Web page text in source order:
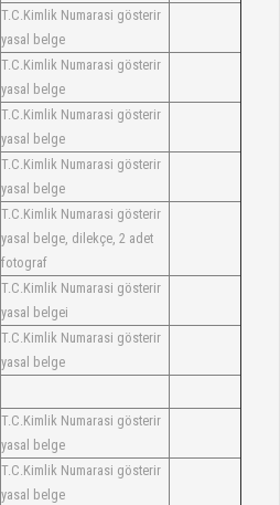
T.C.Kimlik Numarasi gösterir
yasal belge
T.C.Kimlik Numarasi gösterir
yasal belge
T.C.Kimlik Numarasi gösterir
yasal belge
T.C.Kimlik Numarasi gösterir
yasal belge
T.C.Kimlik Numarasi gösterir
yasal belge, dilekçe, 2 adet
fotograf
T.C.Kimlik Numarasi gösterir
yasal belgei
T.C.Kimlik Numarasi gösterir
yasal belge
T.C.Kimlik Numarasi gösterir
yasal belge
T.C.Kimlik Numarasi gösterir
yasal belge